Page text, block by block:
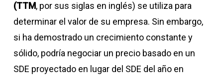
(TTM, por sus siglas en inglés) se utiliza para
determinar el valor de su empresa. Sin embargo,
si ha demostrado un crecimiento constante y
sólido, podría negociar un precio basado en un
SDE proyectado en lugar del SDE del año en